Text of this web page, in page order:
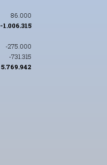
86.000
-1.006.315
-275.000
-731.315
5.769.942